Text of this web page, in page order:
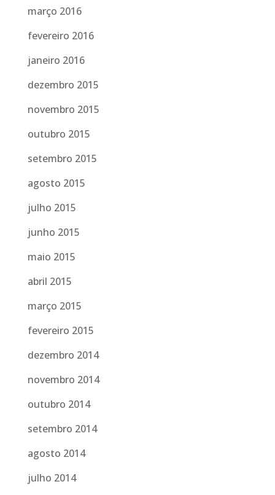
março 2016
fevereiro 2016
janeiro 2016
dezembro 2015
novembro 2015
outubro 2015
setembro 2015
agosto 2015
julho 2015
junho 2015
maio 2015
abril 2015
março 2015
fevereiro 2015
dezembro 2014
novembro 2014
outubro 2014
setembro 2014
agosto 2014
julho 2014